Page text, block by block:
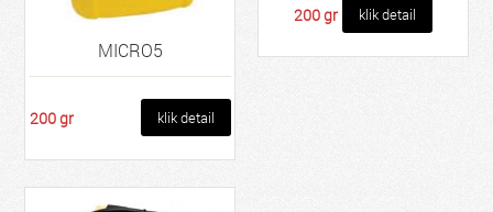
MICRO5
200 gr klik detail
200 gr klik detail